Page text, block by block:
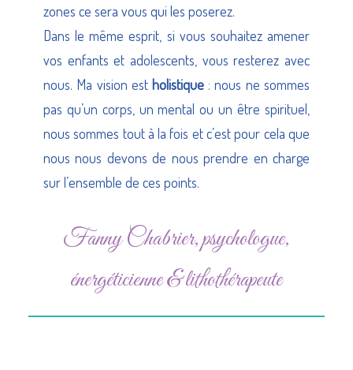
zones ce sera vous qui les poserez.
Dans le même esprit, si vous souhaitez amener
vos enfants et adolescents, vous resterez avec
nous. Ma vision est holistique : nous ne sommes
pas qu’un corps, un mental ou un être spirituel,
nous sommes tout à la fois et c’est pour cela que
nous nous devons de nous prendre en charge
sur l’ensemble de ces points.
Fanny Chabrier, psychologue,
énergéticienne & lithothérapeute